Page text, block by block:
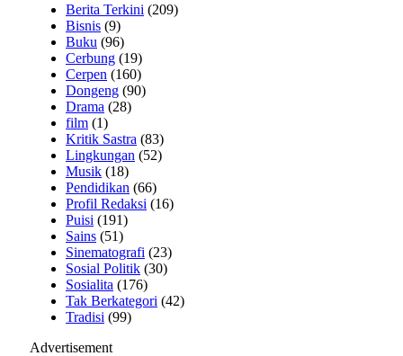
Berita Terkini (209)
Bisnis (9)
Buku (96)
Cerbung (19)
Cerpen (160)
Dongeng (90)
Drama (28)
film (1)
Kritik Sastra (83)
Lingkungan (52)
Musik (18)
Pendidikan (66)
Profil Redaksi (16)
Puisi (191)
Sains (51)
Sinematografi (23)
Sosial Politik (30)
Sosialita (176)
Tak Berkategori (42)
Tradisi (99)
Advertisement